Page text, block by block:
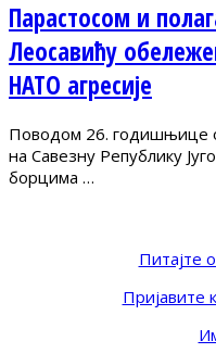
Парастосом и
Леосавићу
НАТО агресије
Поводом 26. годишњице
на Савезну Републику
борцима …
Питајте
Пријавите